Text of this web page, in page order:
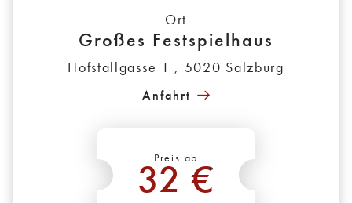
Ort
Großes Festspielhaus
Hofstallgasse 1 , 5020 Salzburg
Anfahrt
Preis ab
32 €
*